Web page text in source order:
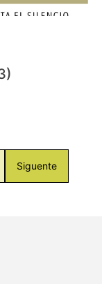
Siguente